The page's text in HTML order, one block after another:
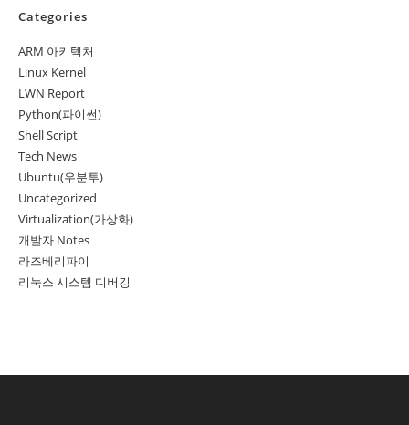
Categories
ARM 아키텍처
Linux Kernel
LWN Report
Python(파이썬)
Shell Script
Tech News
Ubuntu(우분투)
Uncategorized
Virtualization(가상화)
개발자 Notes
라즈베리파이
리눅스 시스템 디버깅